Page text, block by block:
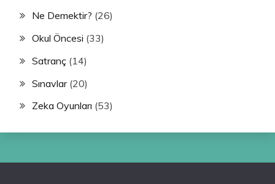
Ne Demektir? (26)
Okul Öncesi (33)
Satranç (14)
Sınavlar(20)
Zeka Oyunları (53)